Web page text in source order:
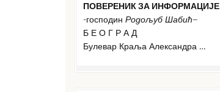
ПОВЕРЕНИК ЗА
-господин Родољуб Шабић–
Б Е О Г Р А Д
Булевар Краља Александра …